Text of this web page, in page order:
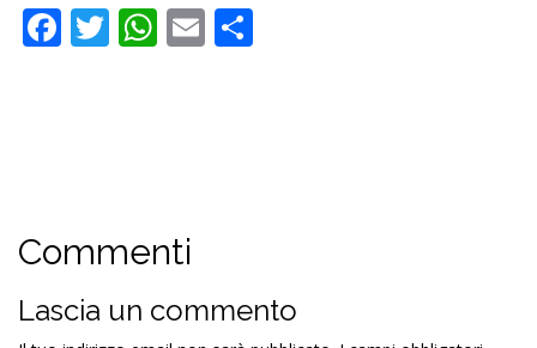
Facebook
Twitter
WhatsApp
Email
Commenti
Lascia un commento